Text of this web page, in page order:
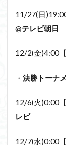
11/27(日
@テレビ朝日
12/2(金)4:00
・ 決勝トーナ
12/6(火)0:00
レビ
12/7(水)0:00